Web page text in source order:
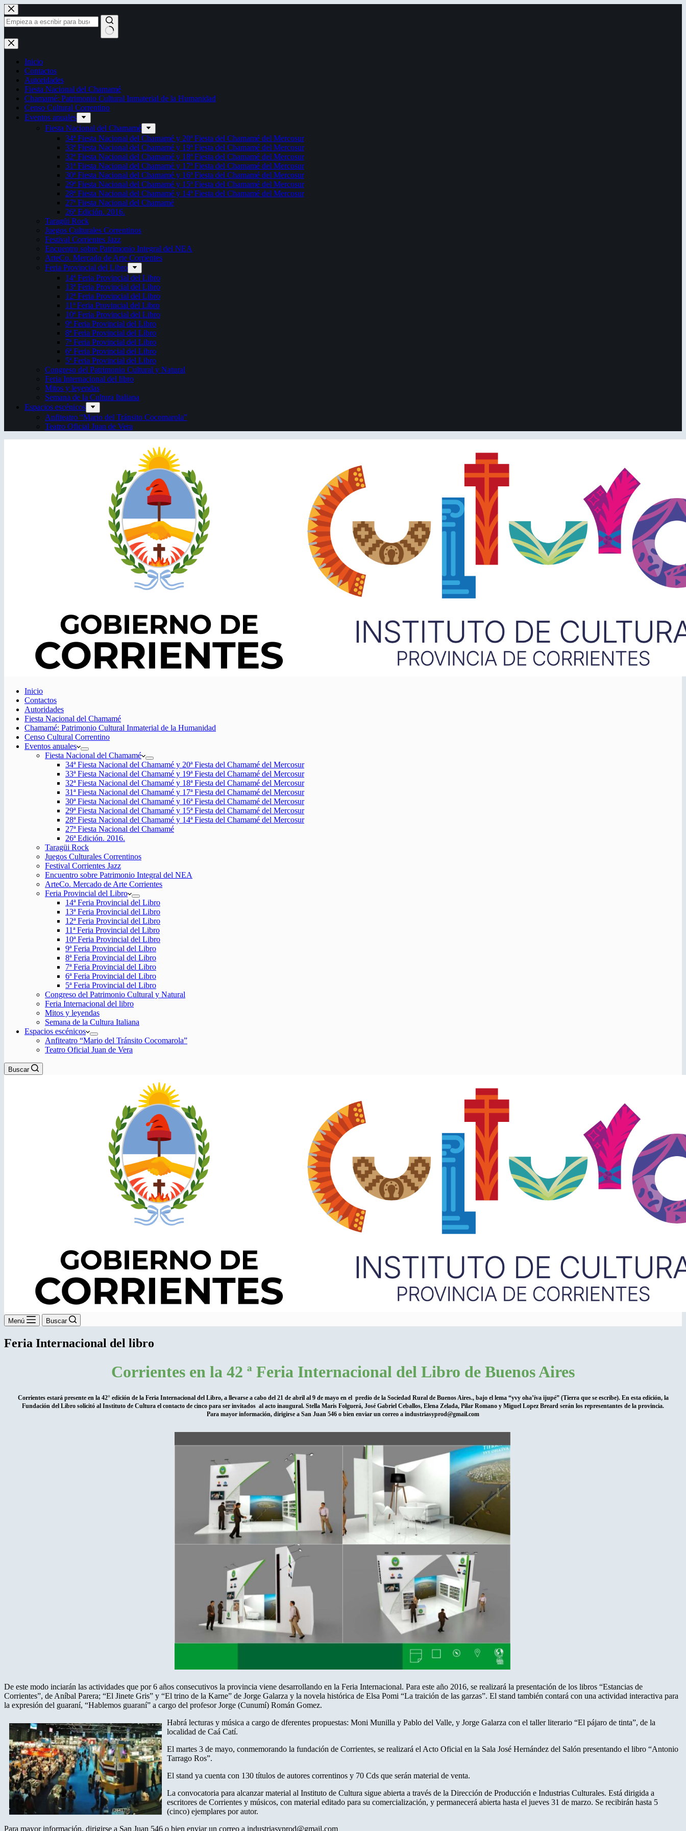
Saltar
al
contenido
Sin
resultados
Inicio
Contactos
Autoridades
Fiesta Nacional del Chamamé
Chamamé: Patrimonio Cultural Inmaterial de la Humanidad
Censo Cultural Correntino
Eventos anuales
Fiesta Nacional del Chamamé
34ª Fiesta Nacional del Chamamé y 20ª Fiesta del Chamamé del Mercosur
33ª Fiesta Nacional del Chamamé y 19ª Fiesta del Chamamé del Mercosur
32ª Fiesta Nacional del Chamamé y 18ª Fiesta del Chamamé del Mercosur
31ª Fiesta Nacional del Chamamé y 17ª Fiesta del Chamamé del Mercosur
30ª Fiesta Nacional del Chamamé y 16ª Fiesta del Chamamé del Mercosur
29ª Fiesta Nacional del Chamamé y 15ª Fiesta del Chamamé del Mercosur
28ª Fiesta Nacional del Chamamé y 14ª Fiesta del Chamamé del Mercosur
27ª Fiesta Nacional del Chamamé
26ª Edición. 2016.
Taragüi Rock
Juegos Culturales Correntinos
Festival Corrientes Jazz
Encuentro sobre Patrimonio Integral del NEA
ArteCo. Mercado de Arte Corrientes
Feria Provincial del Libro
14ª Feria Provincial del Libro
13ª Feria Provincial del Libro
12ª Feria Provincial del Libro
11ª Feria Provincial del Libro
10ª Feria Provincial del Libro
9ª Feria Provincial del Libro
8ª Feria Provincial del Libro
7ª Feria Provincial del Libro
6ª Feria Provincial del Libro
5ª Feria Provincial del Libro
Congreso del Patrimonio Cultural y Natural
Feria Internacional del libro
Mitos y leyendas
Semana de la Cultura Italiana
Espacios escénicos
Anfiteatro “Mario del Tránsito Cocomarola”
Teatro Oficial Juan de Vera
Inicio
Contactos
Autoridades
Fiesta Nacional del Chamamé
Chamamé: Patrimonio Cultural Inmaterial de la Humanidad
Censo Cultural Correntino
Eventos anuales
Fiesta Nacional del Chamamé
34ª Fiesta Nacional del Chamamé y 20ª Fiesta del Chamamé del Mercosur
33ª Fiesta Nacional del Chamamé y 19ª Fiesta del Chamamé del Mercosur
32ª Fiesta Nacional del Chamamé y 18ª Fiesta del Chamamé del Mercosur
31ª Fiesta Nacional del Chamamé y 17ª Fiesta del Chamamé del Mercosur
30ª Fiesta Nacional del Chamamé y 16ª Fiesta del Chamamé del Mercosur
29ª Fiesta Nacional del Chamamé y 15ª Fiesta del Chamamé del Mercosur
28ª Fiesta Nacional del Chamamé y 14ª Fiesta del Chamamé del Mercosur
27ª Fiesta Nacional del Chamamé
26ª Edición. 2016.
Taragüi Rock
Juegos Culturales Correntinos
Festival Corrientes Jazz
Encuentro sobre Patrimonio Integral del NEA
ArteCo. Mercado de Arte Corrientes
Feria Provincial del Libro
14ª Feria Provincial del Libro
13ª Feria Provincial del Libro
12ª Feria Provincial del Libro
11ª Feria Provincial del Libro
10ª Feria Provincial del Libro
9ª Feria Provincial del Libro
8ª Feria Provincial del Libro
7ª Feria Provincial del Libro
6ª Feria Provincial del Libro
5ª Feria Provincial del Libro
Congreso del Patrimonio Cultural y Natural
Feria Internacional del libro
Mitos y leyendas
Semana de la Cultura Italiana
Espacios escénicos
Anfiteatro “Mario del Tránsito Cocomarola”
Teatro Oficial Juan de Vera
Buscar
Menú Buscar
Feria Internacional del libro
Corrientes en la 42 ª Feria Internacional del Libro de Buenos Aires
Corrientes estará presente en la 42° edición de la Feria Internacional del Libro, a llevarse a cabo del 21 de abril al 9 de mayo en el predio de la Sociedad Rural de Buenos Aires., bajo el lema “yvy oha’íva ijupé” (Tierra que se escribe). En esta edición, la
Fundación del Libro solicitó al Instituto de Cultura el contacto de cinco para ser invitados al acto inaugural. Stella Maris Folguerá, José Gabriel Ceballos, Elena Zelada, Pilar Romano y Miguel Lopez Breard serán los representantes de la provincia.
Para mayor información, dirigirse a San Juan 546 o bien enviar un correo a industriasyprod@gmail.com
De este modo inciarán las actividades que por 6 años consecutivos la provincia viene desarrollando en la Feria Internacional. Para este año 2016, se realizará la presentación de los libros “Estancias de
Corrientes”, de Aníbal Parera; “El Jinete Gris” y “El trino de la Karne” de Jorge Galarza y la novela histórica de Elsa Pomi “La traición de las garzas”. El stand también contará con una actividad interactiva para
la expresión del guaraní, “Hablemos guaraní” a cargo del profesor Jorge (Cunumí) Román Gomez.
Habrá lecturas y música a cargo de dferentes propuestas: Moni Munilla y Pablo del Valle, y Jorge Galarza con el taller literario “El pájaro de tinta”, de la
localidad de Caá Catí.
El martes 3 de mayo, conmemorando la fundación de Corrientes, se realizará el Acto Oficial en la Sala José Hernández del Salón presentando el libro “Antonio
Tarrago Ros”.
El stand ya cuenta con 130 títulos de autores correntinos y 70 Cds que serán material de venta.
La convocatoria para alcanzar material al Instituto de Cultura sigue abierta a través de la Dirección de Producción e Industrias Culturales. Está dirigida a
escritores de Corrientes y músicos, con material editado para su comercialización, y permanecerá abierta hasta el jueves 31 de marzo. Se recibirán hasta 5
(cinco) ejemplares por autor.
Para mayor información, dirigirse a San Juan 546 o bien enviar un correo a industriasyprod@gmail.com